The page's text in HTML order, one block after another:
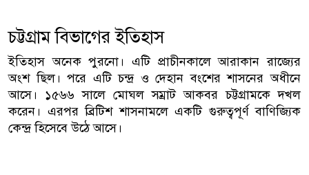
চট্টগ্রাম বিভাগের ইতিহাস
ইতিহাস অনেক পুরনো। এটি প্রাচীনকালে আরাকান রাজ্যের
অংশ ছিল। পরে এটি চন্দ্র ও দেহান বংশের শাসনের অধীনে
আসে। ১৫৬৬ সালে মোঘল সম্রাট আকবর চট্টগ্রামকে দখল
করেন। এরপর ব্রিটিশ শাসনামলে একটি গুরুত্বপূর্ণ বাণিজ্যিক
কেন্দ্র হিসেবে উঠে আসে।